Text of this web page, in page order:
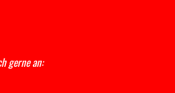
gerne an: